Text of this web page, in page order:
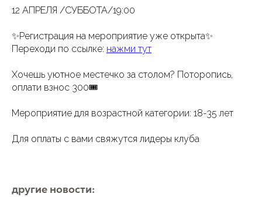
12 АПРЕЛЯ /СУББОТА/19:00
✨Регистрация на мероприятие уже открыта✨
Переходи по ссылке: нажми тут
Хочешь уютное местечко за столом? Поторопись,
оплати взнос 300🎟️
Мероприятие для возрастной категории: 18-35 лет
Для оплаты с вами свяжутся лидеры клуба
другие новости: